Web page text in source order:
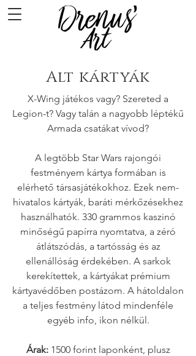
Alt kártyák
X-Wing játékos vagy? Szereted a
Legion-t? Vagy talán a nagyobb léptékű
Armada csatákat vívod?
A legtöbb Star Wars rajongói
festményem kártya formában is
elérhető társasjátékokhoz. Ezek nem-
hivatalos kártyák, baráti mérkőzésekhez
használhatók. 330 grammos kaszinó
minőségű papírra nyomtatva, a zéró
átlátszódás, a tartósság és az
ellenállóság érdekében. A sarkok
kerekítettek, a kártyákat prémium
kártyavédőben postázom. A hátoldalon
a teljes festmény látod mindenféle
egyéb info, ikon nélkül.
Árak:1500 forint laponként, plusz